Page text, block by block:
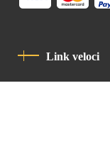
Link veloci